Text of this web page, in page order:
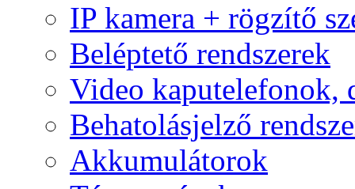
IP kamera + rögzítő
Beléptető rendszerek
Video kaputelefonok,
Behatolásjelző
Akkumulátorok